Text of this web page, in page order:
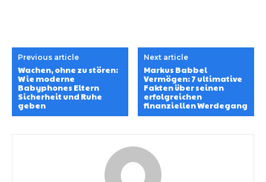
Previous article
Wachen, ohne zu stören:
Wie moderne
Babyphones Eltern
Sicherheit und Ruhe
geben
Next article
Markus Babbel
Vermögen: 7 ultimative
Fakten über seinen
erfolgreichen
finanziellen Werdegang